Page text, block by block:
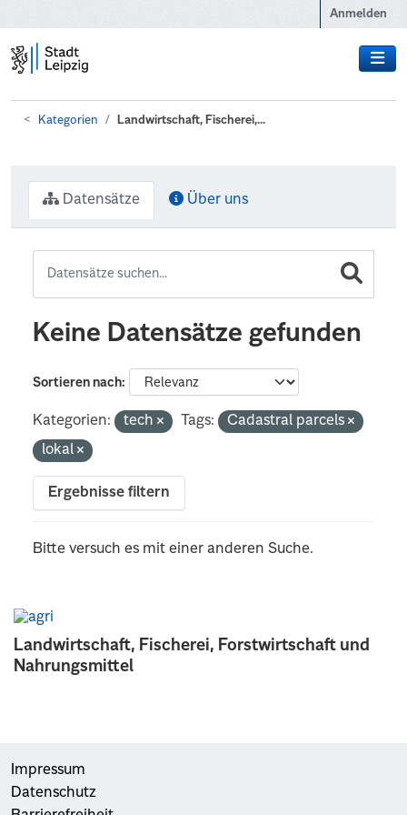
Anmelden
Kategorien Landwirtschaft, Fischerei,...
Landwirtschaft, Fischerei, Forstwirtschaft und
Nahrungsmittel
Datensätze Über uns
Keine Datensätze gefunden
Sortieren nach
Kategorien: tech Tags:
Cadastral parcels
lokal
Ergebnisse filtern
Bitte versuch es mit einer anderen Suche.
Impressum
Datenschutz